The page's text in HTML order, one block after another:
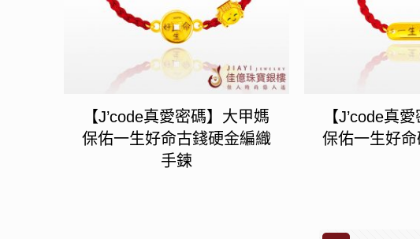
【J’code真愛密碼】大甲媽
保佑一生好命古錢硬金編織
手鍊
【J’code真
保佑一生好